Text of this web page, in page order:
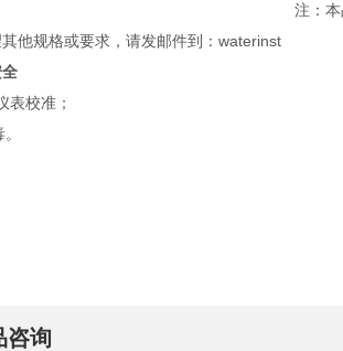
注：本
他规格或要求，请发邮件到：waterinst
表校准；
咨询